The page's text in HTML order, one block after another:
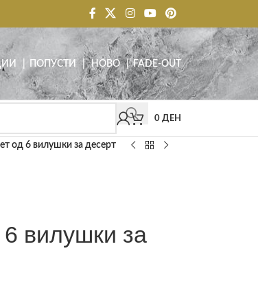
| ПОПУСТИ |НОВО|FADE-OUT
0 ДЕН
од 6 вилушки за десерт
вилушки за